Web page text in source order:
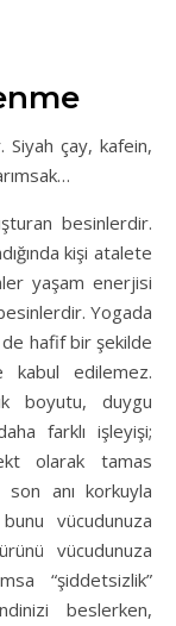
Siyah çay, kafein,
besinlerdir.
kişi atalete
yaşam enerjisi
Yogada
hafif bir şekilde
kabul edilemez.
boyutu, duygu
farklı işleyişi;
olarak tamas
son anı korkuyla
vücudunuza
vücudunuza
“şiddetsizlik”
beslerken,